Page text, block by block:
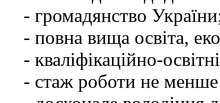
- громадянство
- повна вища освіта,
- кваліфікаційно-
- стаж роботи не менше